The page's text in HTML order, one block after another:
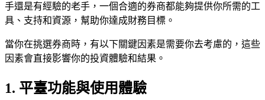
手還是有經驗的老手，一個合適的券商都能夠提供你所需的工
具、支持和資源，幫助你達成財務目標。
當你在挑選券商時，有以下關鍵因素是需要你去考慮的，這些
因素會直接影響你的投資體驗和結果。
1. 平臺功能與使用體驗